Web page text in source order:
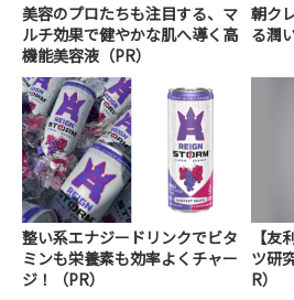
美容のプロたちも注目する、マ
ルチ効果で健やかな肌へ導く高
機能美容液（PR）
朝ク
る潤
整い系エナジードリンクでビタ
ミンも栄養素も効率よくチャー
ジ！（PR）
【友
ツ研
R）